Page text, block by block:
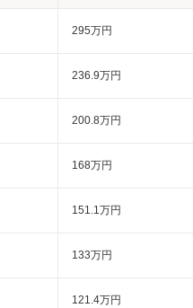
295万円
236.9万円
200.8万円
168万円
151.1万円
133万円
121.4万円